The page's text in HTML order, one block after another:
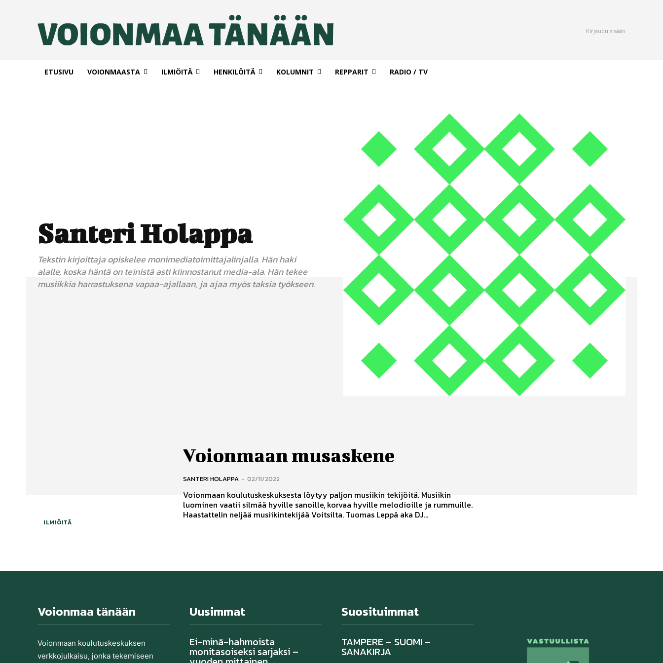
Kirjaudu sisään
ETUSIVU VOIONMAASTA ILMIÖITÄ HENKILÖITÄ KOLUMNIT REPPARIT RADIO / TV
Santeri Holappa
Tekstin kirjoittaja opiskelee monimediatoimittajalinjalla. Hän haki
alalle, koska häntä on teinistä asti kiinnostanut media-ala. Hän tekee
musiikkia harrastuksena vapaa-ajallaan, ja ajaa myös taksia työkseen.
ILMIÖITÄ
Voionmaan musaskene
SANTERI HOLAPPA - 02/11/2022
Voionmaan koulutuskeskuksesta löytyy paljon musiikin tekijöitä. Musiikin
luominen vaatii silmää hyville sanoille, korvaa hyville melodioille ja rummuille.
Haastattelin neljää musiikintekijää Voitsilta. Tuomas Leppä aka DJ...
Voionmaa tänään
Voionmaan koulutu­skeskuksen
verkkojulkaisu, jonka tekemiseen
Uusimmat
Ei-minä-hahmoista
monitasoiseksi sarjaksi –
Suosituimmat
TAMPERE – SUOMI –
SANAKIRJA